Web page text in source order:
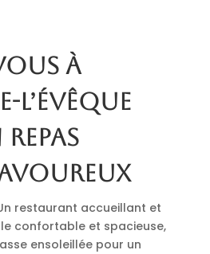
à
l’Évêque
restaurant accueillant et
confortable et spacieuse,
ensoleillée pour un